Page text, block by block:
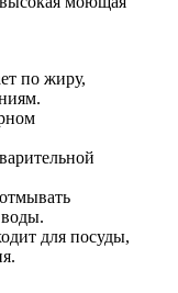
по жиру,
воды.
для посуды,